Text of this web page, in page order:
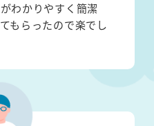
わかりやすく簡潔
もらったので楽でし